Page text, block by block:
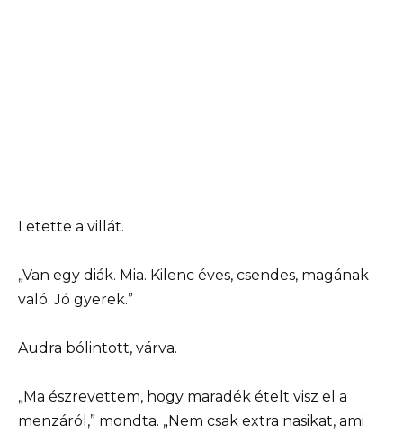
Letette a villát.
„Van egy diák. Mia. Kilenc éves, csendes, magának
való. Jó gyerek.”
Audra bólintott, várva.
„Ma észrevettem, hogy maradék ételt visz el a
menzáról,” mondta. „Nem csak extra nasikat, ami